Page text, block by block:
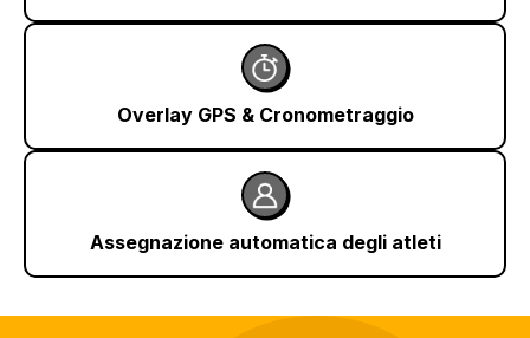
Overlay GPS & Cronometraggio
Assegnazione automatica degli atleti